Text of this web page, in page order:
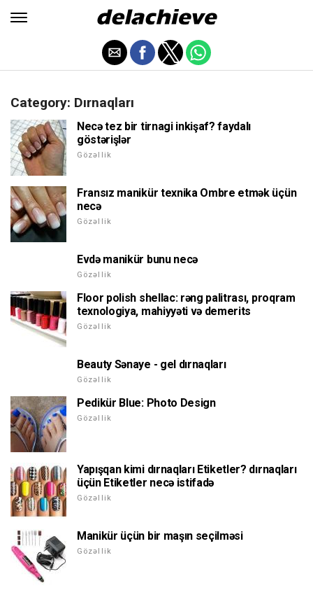
Category: Dırnaqları
Necə tez bir tirnagi inkişaf? faydalı
göstərişlər
Gözəllik
Fransız manikür texnika Ombre etmək üçün
necə
Gözəllik
Evdə manikür bunu necə
Gözəllik
Floor polish shellac: rəng palitrası, proqram
texnologiya, mahiyyəti və demerits
Gözəllik
Beauty Sənaye - gel dırnaqları
Gözəllik
Pedikür Blue: Photo Design
Gözəllik
Yapışqan kimi dırnaqları Etiketler? dırnaqları
üçün Etiketler necə istifadə
Gözəllik
Manikür üçün bir maşın seçilməsi
Gözəllik